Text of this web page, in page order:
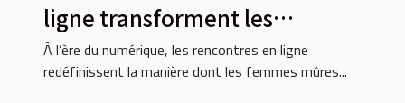
ligne transforment les
relations modernes pour les
femmes mûres ?
À l’ère du numérique, les rencontres en ligne
redéfinissent la manière dont les femmes mûres...